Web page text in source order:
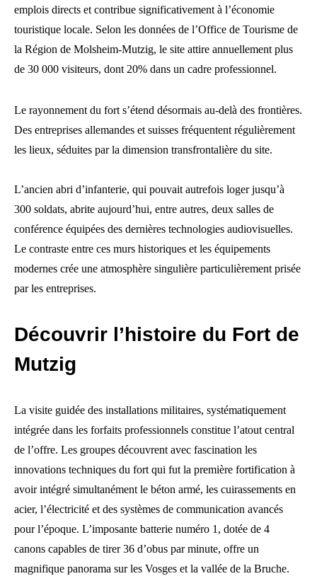
emplois directs et contribue significativement à l’économie
touristique locale. Selon les données de l’Office de Tourisme de
la Région de Molsheim-Mutzig, le site attire annuellement plus
de 30 000 visiteurs, dont 20% dans un cadre professionnel.
Le rayonnement du fort s’étend désormais au-delà des frontières.
Des entreprises allemandes et suisses fréquentent régulièrement
les lieux, séduites par la dimension transfrontalière du site.
L’ancien abri d’infanterie, qui pouvait autrefois loger jusqu’à
300 soldats, abrite aujourd’hui, entre autres, deux salles de
conférence équipées des dernières technologies audiovisuelles.
Le contraste entre ces murs historiques et les équipements
modernes crée une atmosphère singulière particulièrement prisée
par les entreprises.
Découvrir l’histoire du Fort de
Mutzig
La visite guidée des installations militaires, systématiquement
intégrée dans les forfaits professionnels constitue l’atout central
de l’offre. Les groupes découvrent avec fascination les
innovations techniques du fort qui fut la première fortification à
avoir intégré simultanément le béton armé, les cuirassements en
acier, l’électricité et des systèmes de communication avancés
pour l’époque. L’imposante batterie numéro 1, dotée de 4
canons capables de tirer 36 d’obus par minute, offre un
magnifique panorama sur les Vosges et la vallée de la Bruche.